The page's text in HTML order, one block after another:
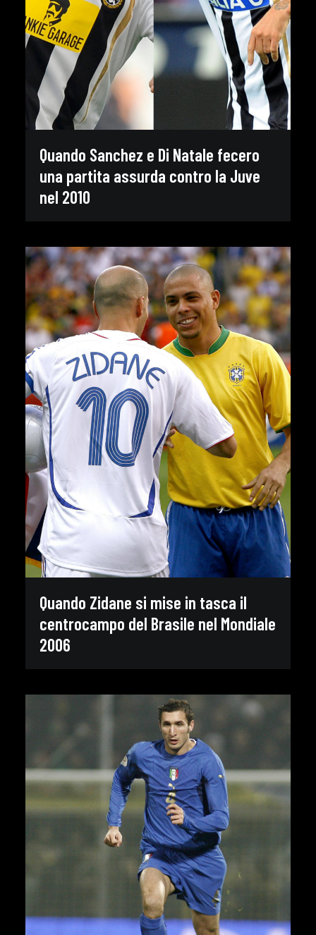
Quando Sanchez e Di Natale fecero
una partita assurda contro la Juve
nel 2010
Quando Zidane si mise in tasca il
centrocampo del Brasile nel Mondiale
2006